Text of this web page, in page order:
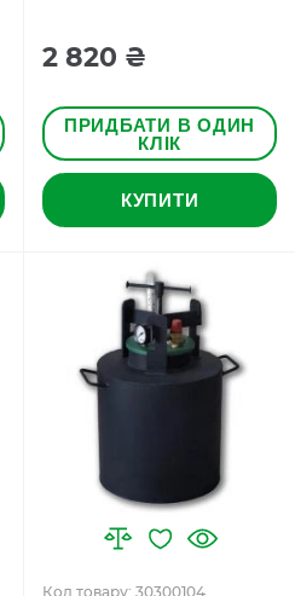
2 820 ₴
ПРИДБАТИ В ОДИН
КЛІК
КУПИТИ
Код товару: 30300104